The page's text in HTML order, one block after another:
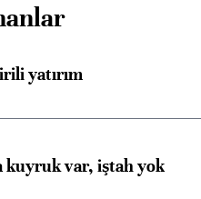
yatırım
kuyruk var, iştah yok